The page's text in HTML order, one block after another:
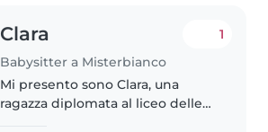
Clara
Babysitter a Misterbianco
1
Mi presento sono Clara, una
ragazza diplomata al liceo delle